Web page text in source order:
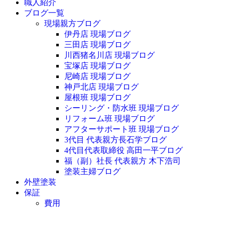
職人紹介
ブログ一覧
現場親方ブログ
伊丹店 現場ブログ
三田店 現場ブログ
川西猪名川店 現場ブログ
宝塚店 現場ブログ
尼崎店 現場ブログ
神戸北店 現場ブログ
屋根班 現場ブログ
シーリング・防水班 現場ブログ
リフォーム班 現場ブログ
アフターサポート班 現場ブログ
3代目 代表親方長石学ブログ
4代目代表取締役 高田一平ブログ
福（副）社長 代表親方 木下浩司
塗装主婦ブログ
外壁塗装
保証
費用